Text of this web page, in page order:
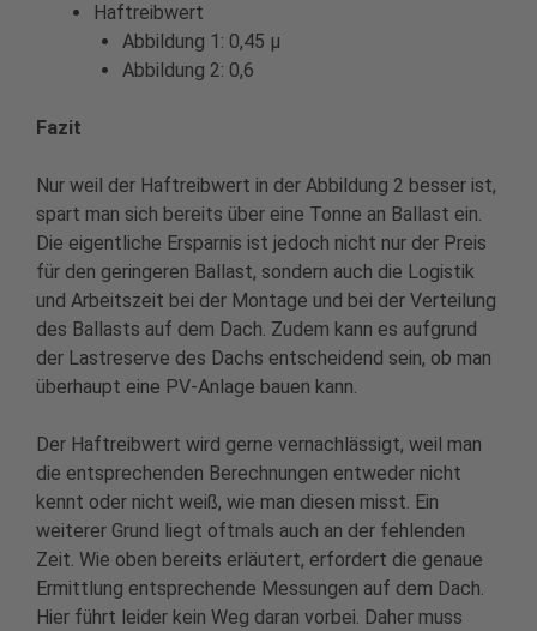
Haftreibwert
Abbildung 1: 0,45 µ
Abbildung 2: 0,6
Fazit
Nur weil der Haftreibwert in der Abbildung 2 besser ist,
spart man sich bereits über eine Tonne an Ballast ein.
Die eigentliche Ersparnis ist jedoch nicht nur der Preis
für den geringeren Ballast, sondern auch die Logistik
und Arbeitszeit bei der Montage und bei der Verteilung
des Ballasts auf dem Dach. Zudem kann es aufgrund
der Lastreserve des Dachs entscheidend sein, ob man
überhaupt eine PV-Anlage bauen kann.
Der Haftreibwert wird gerne vernachlässigt, weil man
die entsprechenden Berechnungen entweder nicht
kennt oder nicht weiß, wie man diesen misst. Ein
weiterer Grund liegt oftmals auch an der fehlenden
Zeit. Wie oben bereits erläutert, erfordert die genaue
Ermittlung entsprechende Messungen auf dem Dach.
Hier führt leider kein Weg daran vorbei. Daher muss